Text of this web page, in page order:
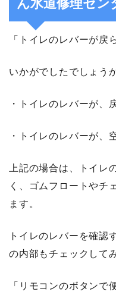
ん水道修理セン
「トイレのレバーが戻
いかがでしたでしょうか
・トイレのレバーが、
・トイレのレバーが、
上記の場合は、トイレ
く、ゴムフロートやチ
ます。
トイレのレバーを確認
の内部もチェックして
「リモコンのボタンで